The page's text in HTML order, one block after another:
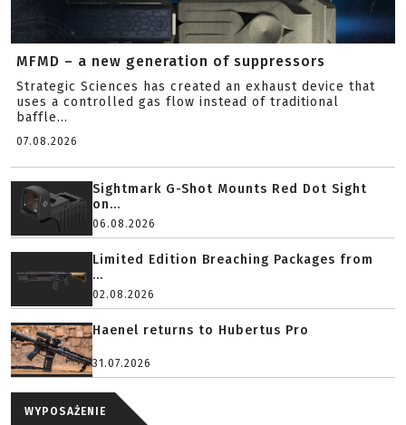
MFMD – a new generation of suppressors
Strategic Sciences has created an exhaust device that
uses a controlled gas flow instead of traditional
baffle...
07.08.2026
Sightmark G-Shot Mounts Red Dot Sight
on...
06.08.2026
Limited Edition Breaching Packages from
...
02.08.2026
Haenel returns to Hubertus Pro
31.07.2026
WYPOSAŻENIE